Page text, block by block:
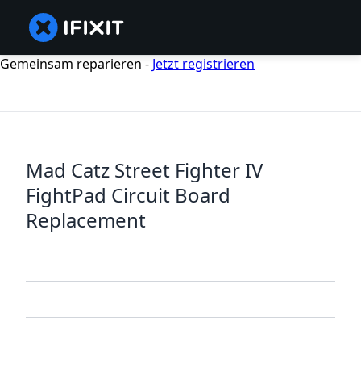
Gemeinsam reparieren - Jetzt registrieren
Mad Catz Street Fighter IV
FightPad Circuit Board
Replacement